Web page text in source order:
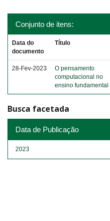
Conjunto de itens:
Data do
documento
Título
28-Fev-2023
O pensamento
computacional no
ensino fundamental II
Busca facetada
Data de Publicação
2023